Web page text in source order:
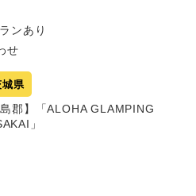
ンあり
せ
城県
島郡】「ALOHA GLAMPING
」